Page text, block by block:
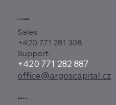
Adresa
Kontakt
Sales:
+420 771 281 308
Support:
+420 771 282 887
office@argoscapital.cz